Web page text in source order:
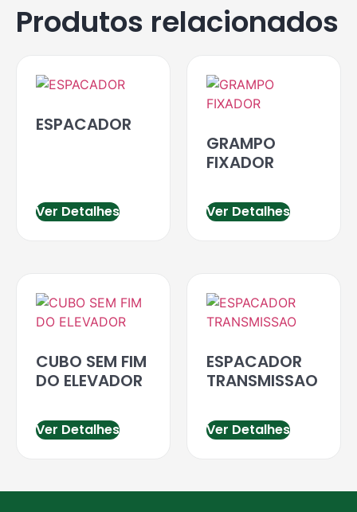
Produtos relacionados
ESPACADOR
Ver Detalhes
GRAMPO
FIXADOR
Ver Detalhes
CUBO SEM FIM
DO ELEVADOR
Ver Detalhes
ESPACADOR
TRANSMISSAO
Ver Detalhes